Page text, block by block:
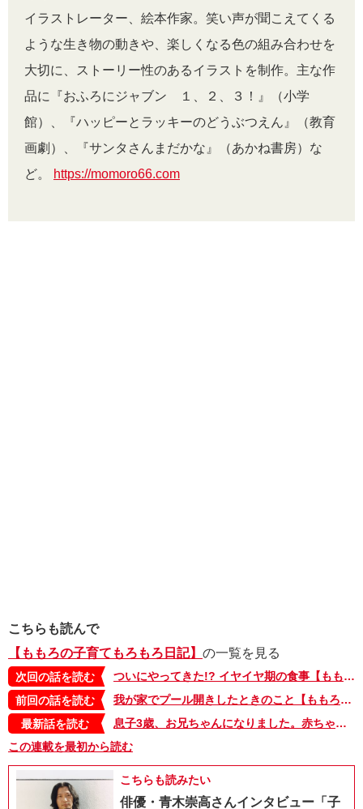
イラストレーター、絵本作家。笑い声が聞こえてくる
ような生き物の動きや、楽しくなる色の組み合わせを
大切に、ストーリー性のあるイラストを制作。主な作
品に『おふろにジャブン １、２、３！』（小学
館）、『ハッピーとラッキーのどうぶつえん』（教育
画劇）、『サンタさんまだかな』（あかね書房）な
ど。
https://momoro66.com
こちらも読んで
【ももろの子育てもろもろ日記】 の一覧を見る
次回の話を読む
ついにやってきた!? イヤイヤ期の食事【ももろの子育てもろもろ日記・76】
前回の話を読む
我が家でプール開きしたときのこと【ももろの子育てもろもろ日記・74】
最新話を読む
息子3歳、お兄ちゃんになりました。赤ちゃんにまずしたことは…【ももろの子育てもろもろ日記・最終回】
この連載を最初から読む
こちらも読みたい
俳優・青木崇高さんインタビュー「子